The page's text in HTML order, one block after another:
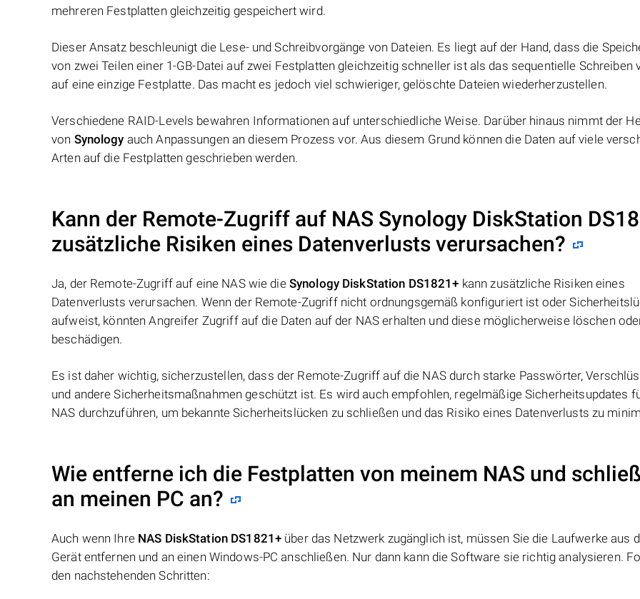
mehreren Festplatten gleichzeitig gespeichert wird.
Dieser Ansatz beschleunigt die Lese- und Schreibvorgänge von Dateien. Es liegt auf der Hand, dass die
von zwei Teilen einer 1-GB-Datei auf zwei Festplatten gleichzeitig schneller ist als das sequentielle Schreiben
auf eine einzige Festplatte. Das macht es jedoch viel schwieriger, gelöschte Dateien wiederherzustellen.
Verschiedene RAID-Levels bewahren Informationen auf unterschiedliche Weise. Darüber hinaus nimmt der
von Synology auch Anpassungen an diesem Prozess vor. Aus diesem Grund können die Daten auf viele
Arten auf die Festplatten geschrieben werden.
Kann der Remote-Zugriff auf NAS Synology DiskStation
zusätzliche Risiken eines Datenverlusts verursachen?
Ja, der Remote-Zugriff auf eine NAS wie die Synology DiskStation DS1821+ kann zusätzliche Risiken eines
Datenverlusts verursachen. Wenn der Remote-Zugriff nicht ordnungsgemäß konfiguriert ist oder
aufweist, könnten Angreifer Zugriff auf die Daten auf der NAS erhalten und diese möglicherweise löschen
beschädigen.
Es ist daher wichtig, sicherzustellen, dass der Remote-Zugriff auf die NAS durch starke Passwörter,
und andere Sicherheitsmaßnahmen geschützt ist. Es wird auch empfohlen, regelmäßige Sicherheitsupdates
NAS durchzuführen, um bekannte Sicherheitslücken zu schließen und das Risiko eines Datenverlusts zu
Wie entferne ich die Festplatten von meinem NAS und
an meinen PC an?
Auch wenn Ihre NAS DiskStation DS1821+ über das Netzwerk zugänglich ist, müssen Sie die Laufwerke aus
Gerät entfernen und an einen Windows-PC anschließen. Nur dann kann die Software sie richtig analysieren.
den nachstehenden Schritten: